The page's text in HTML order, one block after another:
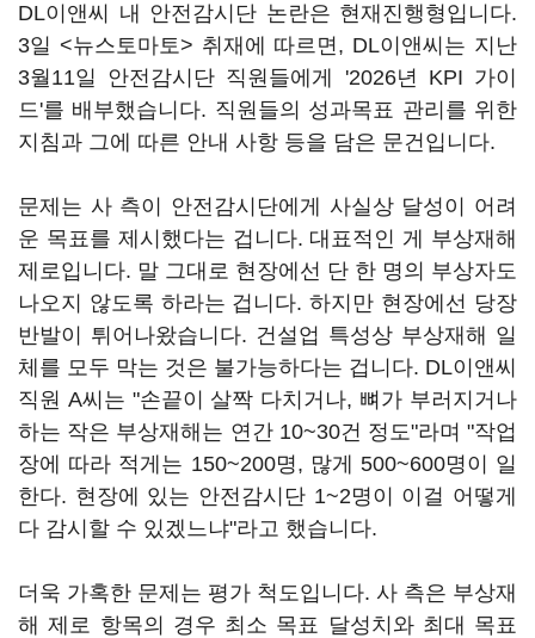
DL이앤씨 내 안전감시단 논란은 현재진행형입니다.
3일 <뉴스토마토> 취재에 따르면, DL이앤씨는 지난
3월11일 안전감시단 직원들에게 '2026년 KPI 가이
드'를 배부했습니다. 직원들의 성과목표 관리를 위한
지침과 그에 따른 안내 사항 등을 담은 문건입니다.
문제는 사 측이 안전감시단에게 사실상 달성이 어려
운 목표를 제시했다는 겁니다. 대표적인 게 부상재해
제로입니다. 말 그대로 현장에선 단 한 명의 부상자도
나오지 않도록 하라는 겁니다. 하지만 현장에선 당장
반발이 튀어나왔습니다. 건설업 특성상 부상재해 일
체를 모두 막는 것은 불가능하다는 겁니다. DL이앤씨
직원 A씨는 "손끝이 살짝 다치거나, 뼈가 부러지거나
하는 작은 부상재해는 연간 10~30건 정도"라며 "작업
장에 따라 적게는 150~200명, 많게 500~600명이 일
한다. 현장에 있는 안전감시단 1~2명이 이걸 어떻게
다 감시할 수 있겠느냐"라고 했습니다.
더욱 가혹한 문제는 평가 척도입니다. 사 측은 부상재
해 제로 항목의 경우 최소 목표 달성치와 최대 목표